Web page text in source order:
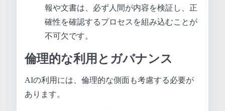
報や文書は、必ず人間が内容を検証し、正
確性を確認するプロセスを組み込むことが
不可欠です。
倫理的な利用とガバナンス
AIの利用には、倫理的な側面も考慮する必要が
あります。